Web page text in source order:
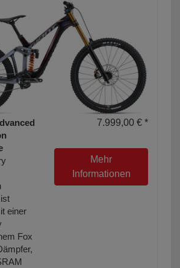
einer
Fox
7.999,00 € *
Mehr
Informationen